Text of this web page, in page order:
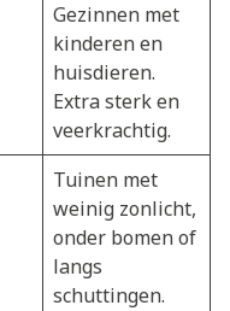
Gezinnen met
kinderen en
huisdieren.
Extra sterk en
veerkrachtig.
Tuinen met
weinig zonlicht,
onder bomen of
langs
schuttingen.